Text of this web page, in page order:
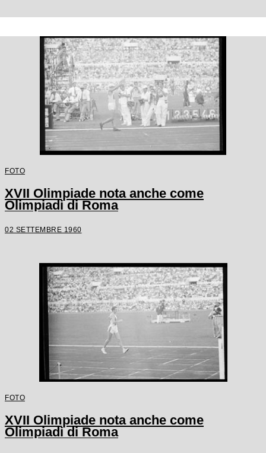
FOTO
XVII Olimpiade nota anche come
Olimpiadi di Roma
02 SETTEMBRE 1960
FOTO
XVII Olimpiade nota anche come
Olimpiadi di Roma